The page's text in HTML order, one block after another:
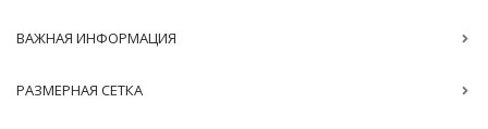
ВАЖНАЯ ИНФОРМАЦИЯ
РАЗМЕРНАЯ СЕТКА